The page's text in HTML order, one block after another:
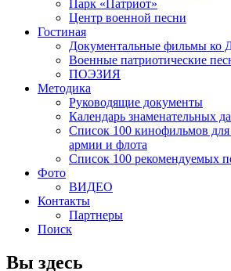
Парк «Патриот»
Центр военной песни
Гостиная
Документальные фильмы ко
Военные патриотические
ПОЭЗИЯ
Методика
Руководящие документы
Календарь знаменательных
Список 100 кинофильмов
армии и флота
Список 100 рекомендуемых
Фото
ВИДЕО
Контакты
Партнеры
Поиск
Вы здесь